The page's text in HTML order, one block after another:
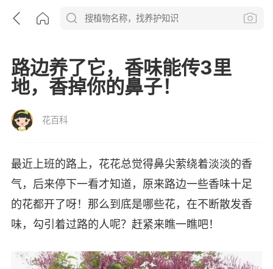
路边养了它，香味能传3里
地，香掉你的鼻子！
花百科
最近上班的路上，花花总觉得鼻尖萦绕着淡淡的香
气，后来停下一看才知道，原来路边一些香味十足
的花都开了呀！那么到底是哪些花，在不断散发香
味，勾引着过路的人呢？赶紧来瞧一瞧吧！